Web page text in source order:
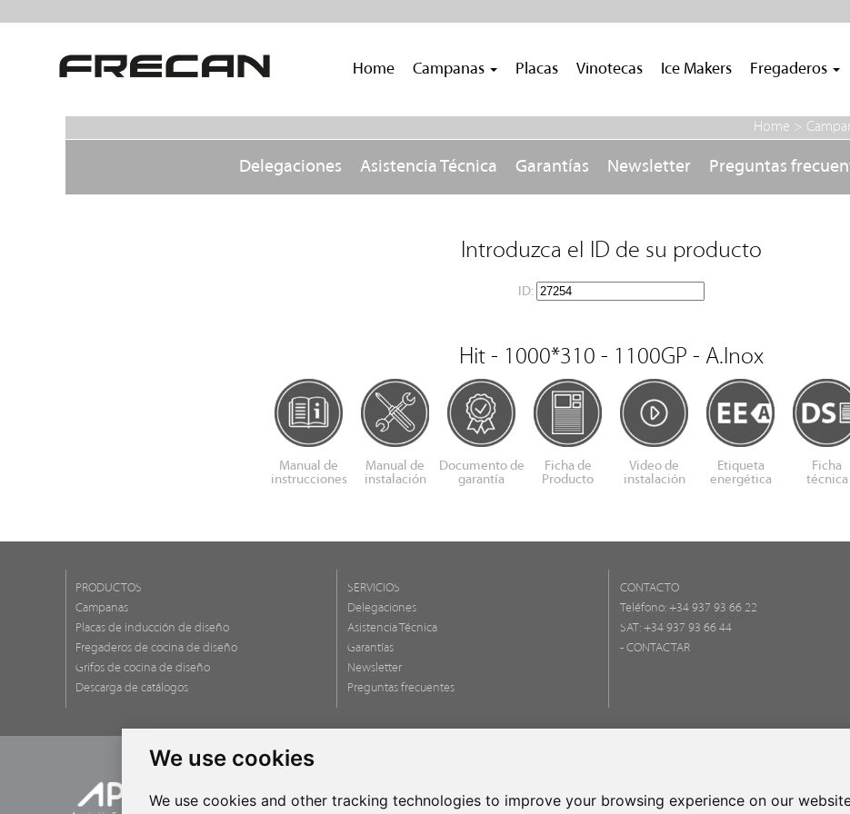
We use cookies
We use cookies and other tracking technologies to improve your browsing experience on our
Home Campanas Placas Vinotecas Ice Makers Fregaderos
Home >
Delegaciones Asistencia Técnica Garantías Newsletter Preguntas
Introduzca el ID de su producto
ID:
Hit - 1000*310 - 1100GP - A.Inox
Manual de
instrucciones
Manual de
instalación
Documento de
garantía
Ficha de
Producto
Video de
instalación
Etiqueta
energética
Ficha
técnica
PRODUCTOS
Campanas
Placas de inducción de diseño
Fregaderos de cocina de diseño
Grifos de cocina de diseño
Descarga de catálogos
SERVICIOS
Delegaciones
Asistencia Técnica
Garantías
Newsletter
Preguntas frecuentes
CONTACTO
Teléfono: +34 937 93 66 22
SAT: +34 937 93 66 44
- CONTACTAR